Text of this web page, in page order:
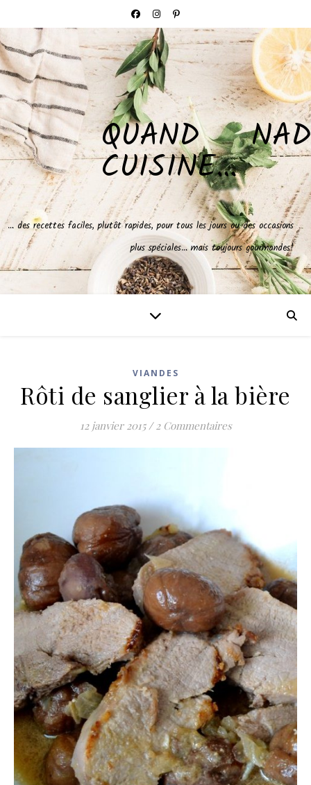
QUAND NAD
CUISINE…
… des recettes faciles, plutôt rapides, pour tous les jours ou des occasions
plus spéciales… mais toujours gourmandes!
VIANDES
Rôti de sanglier à la bière
12 janvier 2015 / 2 Commentaires